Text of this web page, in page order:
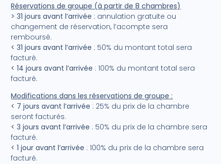
Réservations de groupe (à partir de 8 chambres)
> 31 jours avant l’arrivée : annulation gratuite ou
changement de réservation, l’acompte sera
remboursé.
< 31 jours avant l’arrivée : 50% du montant total sera
facturé.
< 14 jours avant l’arrivée : 100% du montant total sera
facturé.
Modifications dans les réservations de groupe :
< 7 jours avant l’arrivée : 25% du prix de la chambre
seront facturés.
< 3 jours avant l’arrivée : 50% du prix de la chambre sera
facturé.
< 1 jour avant l’arrivée : 100% du prix de la chambre sera
facturé.